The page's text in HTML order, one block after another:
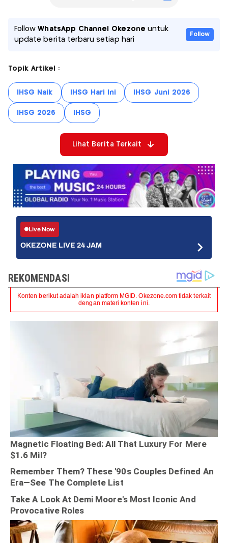
FollowWhatsApp Channel Okezone untuk
update berita terbaru setiap hari
Follow
Topik Artikel :
IHSG Naik IHSG Hari Ini IHSG Juni 2026
IHSG 2026 IHSG
Lihat Berita Terkait
Live Now
OKEZONE LIVE 24 JAM